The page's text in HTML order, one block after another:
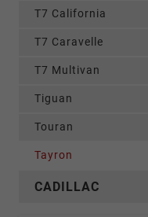
T7 California
T7 Caravelle
T7 Multivan
Tiguan
Touran
Tayron
CADILLAC